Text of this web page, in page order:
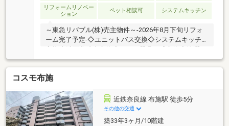
リフォームリノベー
ション
ペット相談可 システムキッチン
～東急リバブル(株)売主物件～-2026年8月下旬リフォ
ーム完了予定-◇ユニットバス交換◇システムキッチン
交換◇洗面化粧台交換◇トイレ器具一式交換◇洗濯パ
ン、水栓交換◇給湯器交換◇フローリング貼替(LDK・
洋室・廊下)◇フロアタイル上貼(洗面・トイレ)◇全室
クロス張替え etc...-立地-◆近鉄難波・奈良線「河内
永和」駅徒歩6分◆おおさか東線「JR河内永和」駅徒
歩6分◆近鉄大阪線「布施」駅徒歩7分-おすすめポイン
ト-◆3沿線3駅利用可能◆ペット飼育可能(規約による
制限有)◆専有面積：65.23㎡◆11階部分、南向き
コスモ布施
近鉄奈良線 布施駅 徒歩5分
その他の交通
築33年3ヶ月/10階建